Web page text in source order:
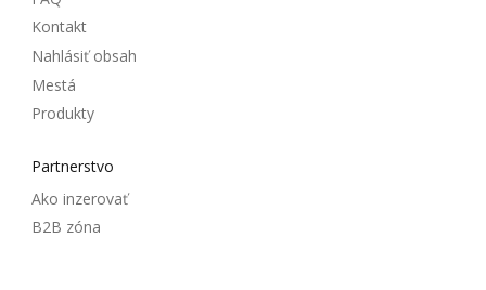
Kontakt
Nahlásiť obsah
Mestá
Produkty
Partnerstvo
Ako inzerovať
B2B zóna